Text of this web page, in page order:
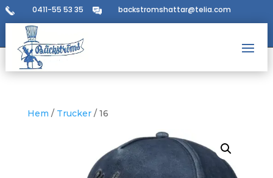
0411-55 53 35 backstromshattar@telia.com
Hem / Trucker/ 16